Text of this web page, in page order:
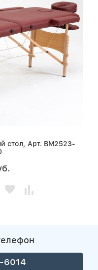
стол, Арт. BM2523-
6014